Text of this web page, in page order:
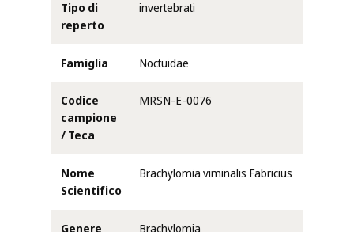
Tipo di
reperto
invertebrati
Famiglia Noctuidae
Codice
campione
/ Teca
MRSN-E-0076
Nome
Scientifico
Brachylomia viminalis Fabricius
Genere Brachylomia